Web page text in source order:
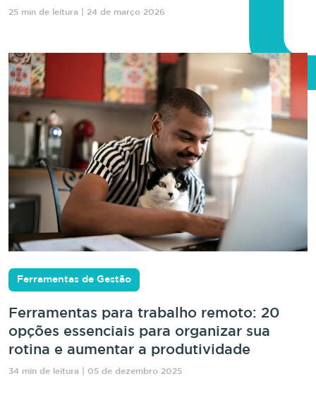
25 min de leitura | 24 de março 2026
Ferramentas de Gestão
Ferramentas para trabalho remoto: 20
opções essenciais para organizar sua
rotina e aumentar a produtividade
34 min de leitura | 05 de dezembro 2025